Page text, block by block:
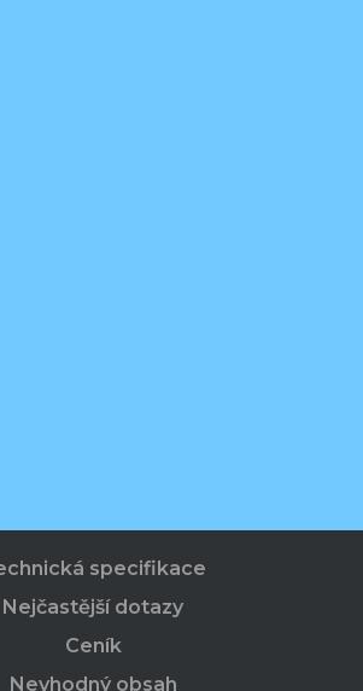
specifikace
Nejčastější dotazy
Ceník
Nevhodný obsah